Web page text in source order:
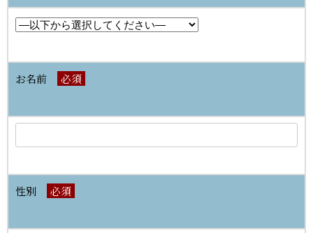
お名前 必須
性別 必須